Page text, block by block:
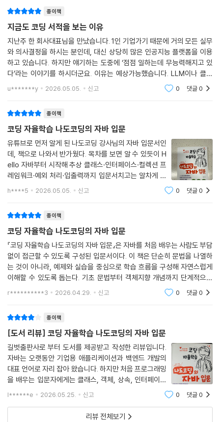
14.1 사용자 입력을 받아 프로그램과 대화하기
14.2 출력 형식을 지정해 결과를 보기 좋게 만들기
14.3 실습: 학생 성적표 만들기
14.4 파일 다루기
14.5 폴더 다루기
14.6 파일과 폴더 조회하기
14.8 파일 삭제하기
부록(별도 전자책)
A. 제네릭
A.1 타입을 미리 정해 주는 제네릭
A.2 하나의 클래스로 여러 타입을 다루는 제네릭 클래스
A.3 기본 자료형을 객체로 다루는 래퍼 클래스
B. 익명 클래스, 람다식, 스트림
B.2 동작을 간결하게 표현하는 람다식
B.4 데이터를 흐름으로 처리하는 스트림
C. 스레드
C.1 스레드 개요
C.2 Runnable 인터페이스
C.3 스레드 순서 제어하기: join()
C.5 스레드 동기화
질 수 있는 문법을 일상적인 예시로 풀어내어 방대한 분량에도 지루함 없
이 학습할 수 있습니다. 이 책을 통해 암기 중심의 학습에서 벗어나 객체지
향적 사고방식을 자연스럽게 익힐 수 있습니다. 자바를 막연하게 어렵게
느끼는 입문자와 초심자에게 적극 추천합니다. _윤경민
종이책
지금도 코딩 서적을 보는 이유
지난주 한 회사대표님을 만났습니다. 1인 기업가기 때문에 거의 모든 실무
와 의사결정을 하시는 분인데, 대신 상당히 많은 인공지능 플랫폼을 이용
하고 있습니다. 하지만 얘기하는 도중에 ‘점점 일하는데 무능력해지고 있
다’라는 이야기를 하시더군요. 이유는 예상가능했습니다. LLM이나 클로
드 코드가 만들어주는 것은 어찌되었던 한계에 부딫치게되고, 그 한계를
극복하려면 3가지가
u*******y 2026.05.05. 신고 0 댓글0
종이책
코딩 자율학습 나도코딩의 자바 입문
유튜브로 먼저 알게 된 나도코딩 강사님의 자바 입문서인
데, 책으로 나와서 반가웠다. 목차를 보면 알 수 있듯이 H
ello 자바부터 시작해 추상 클래스·인터페이스·컬렉션 프
레임워크·예외 처리·입출력까지 입문서치고는 알차게 담
겨 있다. 클래스 개념을 '전반전/후반전' 두 챕터로 나눠
h****5 2026.05.05. 신고 0 댓글0
종이책
코딩 자율학습 나도코딩의 자바 입문
『코딩 자율학습 나도코딩의 자바 입문』은 자바를 처음 배우는 사람도 부담
없이 접근할 수 있도록 구성된 입문서이다. 이 책은 단순히 문법을 나열하
는 것이 아니라, 예제와 실습을 중심으로 학습 흐름을 구성해 자연스럽게
이해할 수 있도록 돕는다. 기초 문법부터 객체지향 개념까지 단계적으로
다루며, 실습 문제를 통해 학습 내용을 스스로 점검할 수 있는 점이 인상적
r**********3 2026.04.29. 신고 0 댓글0
종이책
[도서 리뷰] 코딩 자율학습 나도코딩의 자바 입문
길벗출판사로 부터 도서를 제공받고 작성한 리뷰입니다.
자바는 오랫동안 기업용 애플리케이션과 백엔드 개발의
대표 언어로 자리 잡아 왔습니다. 하지만 처음 프로그래밍
을 배우는 입문자에게는 클래스, 객체, 상속, 인터페이스
등 낯선 개념이 많아 진입장벽이 높게 느껴지기도 합니다.
의 고민을 해결하기 위해 기초 문법부터 객
l******e 2026.05.25. 신고 0 댓글0
리뷰 전체보기